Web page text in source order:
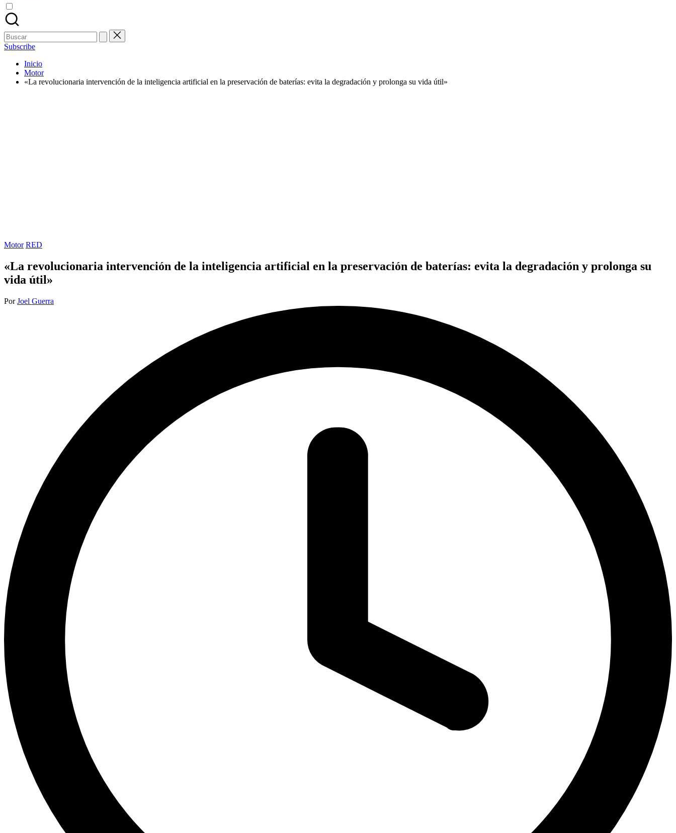
Buscar:
Subscribe
Inicio
Motor
«La revolucionaria intervención de la inteligencia artificial en la preservación de baterías: evita la degradación y prolonga su vida útil»
Publicada
Motor RED
«La revolucionaria intervención de la inteligencia artificial en la preservación de baterías: evita la degradación y prolonga su
vida útil»
Publicado
PorJoel Guerra